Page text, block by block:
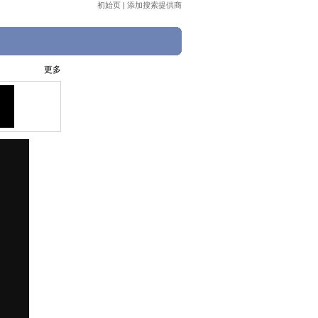
初始页 | 添加搜索提供商
更多